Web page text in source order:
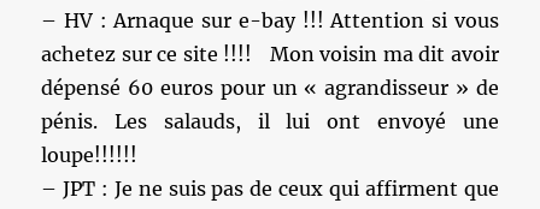
– HV : Arnaque sur e-bay !!! Attention si vous
achetez sur ce site !!!! Mon voisin ma dit avoir
dépensé 60 euros pour un « agrandisseur » de
pénis. Les salauds, il lui ont envoyé une
loupe!!!!!!
– JPT : Je ne suis pas de ceux qui affirment que